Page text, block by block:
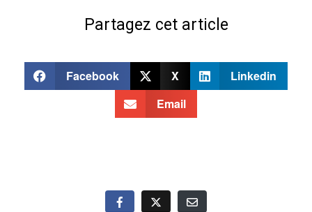
Partagez cet article
Facebook X
Linkedin
Email